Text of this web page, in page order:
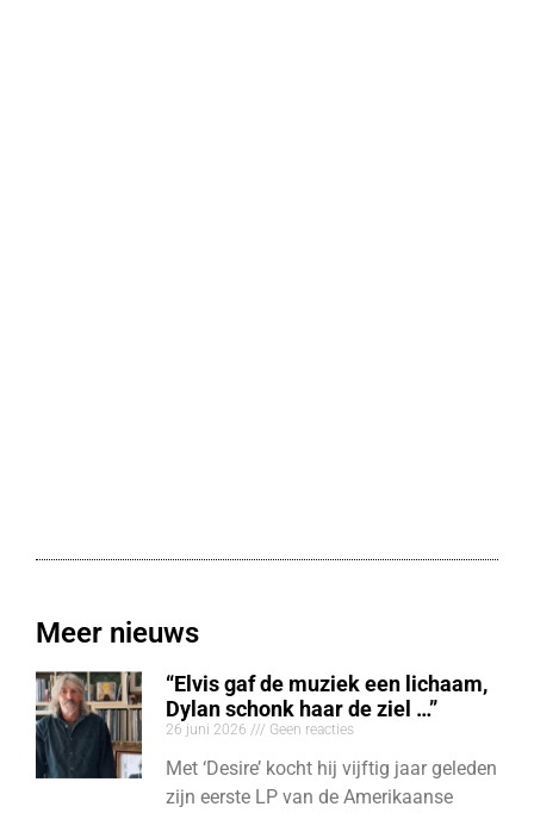
Meer nieuws
“Elvis gaf de muziek een lichaam,
Dylan schonk haar de ziel …”
26 juni 2026 Geen reacties
Met ‘Desire’ kocht hij vijftig jaar geleden
zijn eerste LP van de Amerikaanse